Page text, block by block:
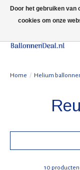
Wij zijn gesloten t/m 3 augustus
Home / Helium
10 producten
Door het gebruiken van
cookies om onze